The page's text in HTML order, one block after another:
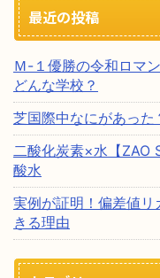
最近の投稿
Ｍ-１優勝の令和ロマ
どんな学校？
芝国際中なにがあっ
二酸化炭素×水【ZAO
酸水
実例が証明！偏差値
きる理由